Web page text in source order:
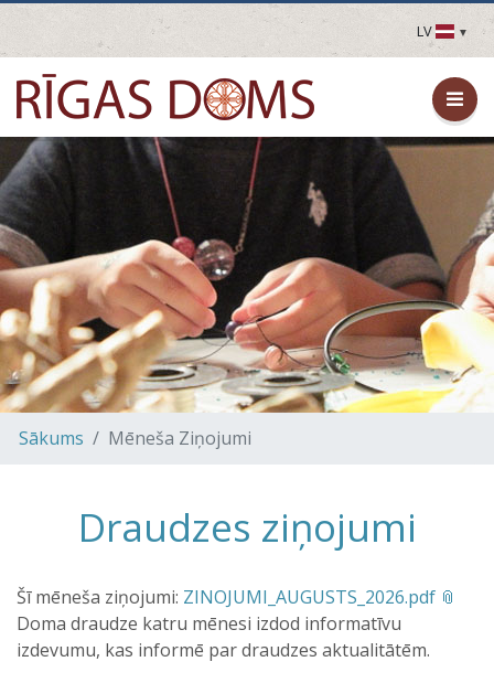
LV
LV
EN
DE
FR
FI
Sākums Mēneša Ziņojumi
Draudzes ziņojumi
Šī mēneša ziņojumi: ZINOJUMI_AUGUSTS_2026.pdf
Doma draudze katru mēnesi izdod informatīvu
izdevumu, kas informē par draudzes aktualitātēm.